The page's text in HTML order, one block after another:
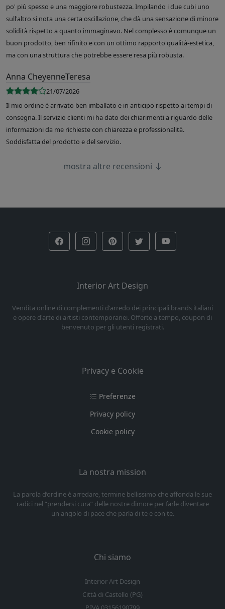
po' più spesso e una maggiore robustezza. Impilando i due cubi uno
sull'altro si nota una certa oscillazione, che dà una sensazione di minore
solidità rispetto a quanto immaginavo. Nel complesso è comunque un
buon prodotto, ben rifinito e con un ottimo rapporto qualità-estetica,
ma con una struttura che potrebbe essere resa più robusta.
Anna CheyenneTeresa
21/07/2026
Il mio ordine è arrivato ben imballato e in anticipo rispetto ai tempi di
consegna. Il servizio clienti mi ha dato dei chiarimenti a riguardo delle
informazioni da me richieste con chiarezza e professionalità.
Soddisfatta del prodotto e del servizio.
mostra altre recensioni
Interior Art Design
Vendita online di complementi d'arredo dei principali brands italiani
e opere d'arte di artisti contemporanei. Offerte a tempo, coupon di
benvenuto per gli utenti registrati.
Privacy e Cookie
Preferenze
Privacy policy
Cookie policy
La nostra mission
La parola d’ordine è arredare, termine bellissimo che affonda le sue
radici nel “prendersi cura” delle nostre dimore per farle diventare
un angolo di pace che parla di te e con te.
Chi siamo
Interior Art Design
Città di Castello (PG)